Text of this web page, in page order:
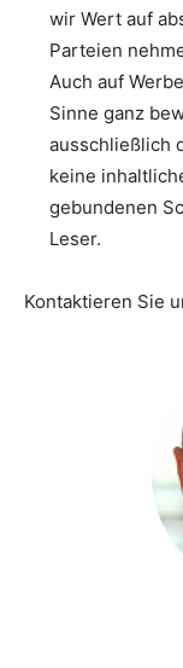
wir Wert auf
Parteien
Auch auf
Sinne ganz
ausschließlich
keine
gebundenen
Leser.
Kontaktieren Sie